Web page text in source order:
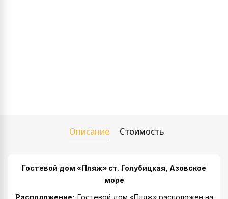
Описание Стоимость
Гостевой дом «Пляж» ст. Голубицкая, Азовское
море
Расположение: Гостевой дом «Пляж» расположен на